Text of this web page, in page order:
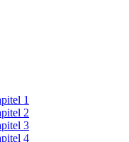
1
2
3
4